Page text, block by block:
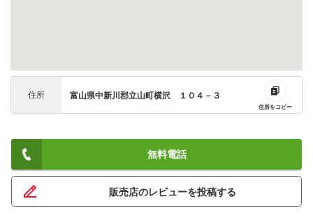
住所 富山県中新川郡立山町横沢 １０４－３
住所をコピー
無料電話
販売店のレビューを投稿する